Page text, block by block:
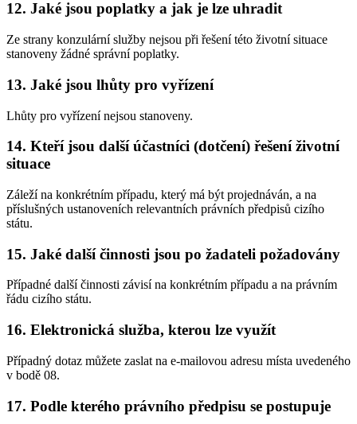
12. Jaké jsou poplatky a jak je lze uhradit
Ze strany konzulární služby nejsou při řešení této životní situace
stanoveny žádné správní poplatky.
13. Jaké jsou lhůty pro vyřízení
Lhůty pro vyřízení nejsou stanoveny.
14. Kteří jsou další účastníci (dotčení) řešení životní
situace
Záleží na konkrétním případu, který má být projednáván, a na
příslušných ustanoveních relevantních právních předpisů cizího
státu.
15. Jaké další činnosti jsou po žadateli požadovány
Případné další činnosti závisí na konkrétním případu a na právním
řádu cizího státu.
16. Elektronická služba, kterou lze využít
Případný dotaz můžete zaslat na e-mailovou adresu místa uvedeného
v bodě 08.
17. Podle kterého právního předpisu se postupuje